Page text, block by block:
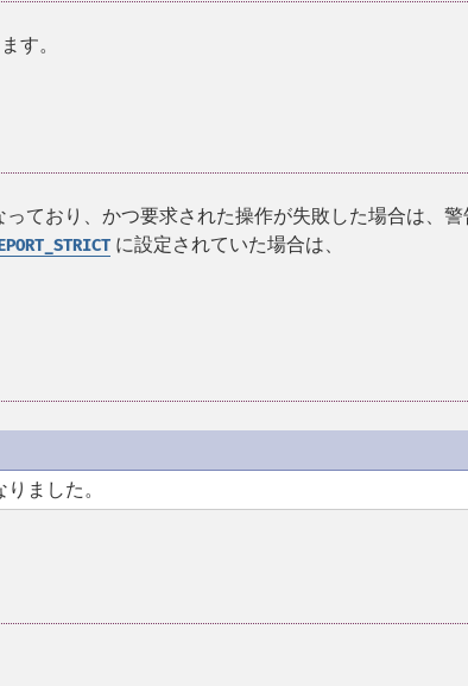
す。
っており、かつ要求された操作が失敗した場合は、警
に設定されていた場合は、
ました。